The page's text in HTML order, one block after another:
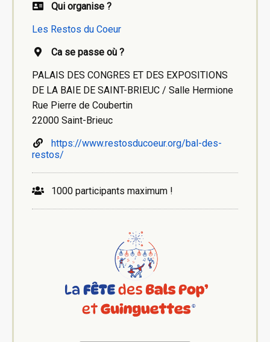
Qui organise ?
Les Restos du Coeur
Ca se passe où ?
PALAIS DES CONGRES ET DES EXPOSITIONS
DE LA BAIE DE SAINT-BRIEUC / Salle Hermione
Rue Pierre de Coubertin
22000 Saint-Brieuc
https://www.restosducoeur.org/bal-des-
restos/
1000 participants maximum !